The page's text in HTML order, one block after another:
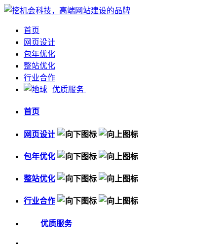
首页
网页设计
包年优化
整站优化
行业合作
优质服务
首页
网页设计
包年优化
整站优化
行业合作
优质服务